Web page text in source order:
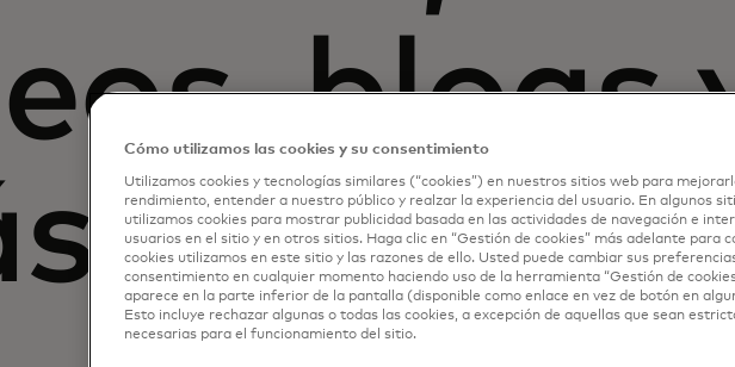
blogs
Cómo utilizamos las cookies y su consentimiento
Utilizamos cookies y tecnologías similares (“cookies”) en nuestros sitios web para
rendimiento, entender a nuestro público y realzar la experiencia del usuario. En algunos
utilizamos cookies para mostrar publicidad basada en las actividades de navegación e
usuarios en el sitio y en otros sitios. Haga clic en “Gestión de cookies” más adelante para
cookies utilizamos en este sitio y las razones de ello. Usted puede cambiar sus
consentimiento en cualquier momento haciendo uso de la herramienta “Gestión de
aparece en la parte inferior de la pantalla (disponible como enlace en vez de botón en
Esto incluye rechazar algunas o todas las cookies, a excepción de aquellas que sean
necesarias para el funcionamiento del sitio.